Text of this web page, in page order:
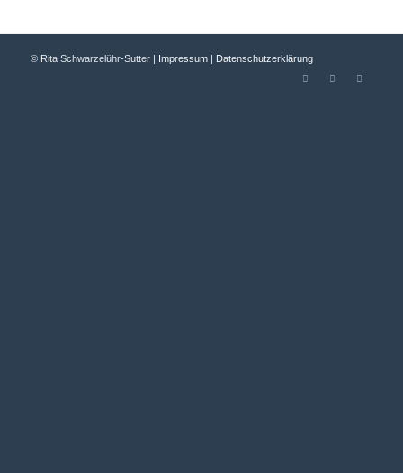
© Rita Schwarzelühr-Sutter | Impressum| Datenschutzerklärung